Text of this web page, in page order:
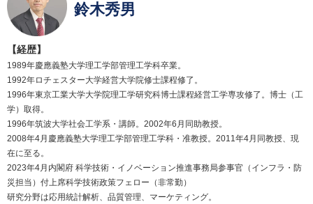
鈴木秀男
【経歴】
1989年慶應義塾大学理工学部管理工学科卒業。
1992年ロチェスター大学経営大学院修士課程修了。
1996年東京工業大学大学院理工学研究科博士課程経営工学専攻修了。博士（工
学）取得。
1996年筑波大学社会工学系・講師。2002年6月同助教授。
2008年4月慶應義塾大学理工学部管理工学科・准教授。2011年4月同教授、現
在に至る。
2023年4月内閣府 科学技術・イノベーション推進事務局参事官（インフラ・防
災担当）付上席科学技術政策フェロー（非常勤）
研究分野は応用統計解析、品質管理、マーケティング。